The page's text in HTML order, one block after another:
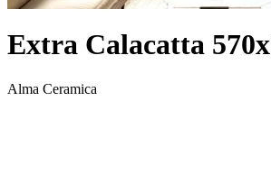
Extra Calacatta
Alma Ceramica